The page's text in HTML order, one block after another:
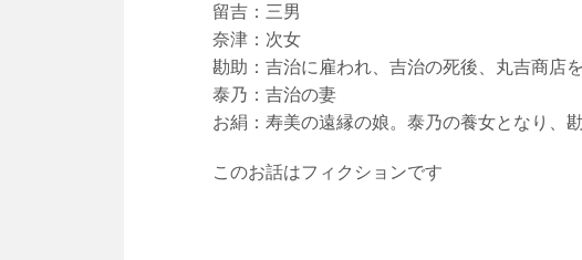
留吉：三男
奈津：次女
勘助：吉治に雇われ、吉治の死後、丸吉商店
泰乃：吉治の妻
お絹：寿美の遠縁の娘。泰乃の養女となり、
このお話はフィクションです